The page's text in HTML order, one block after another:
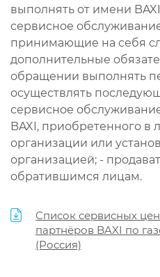
выполнять от имени
сервисное
принимающие на себя
дополнительные
обращении выполнять
осуществлять
сервисное
BAXI, приобретенного в
организации или
организацией; -
обратившимся лицам.
Список сервисных
партнёров BAXI по
(Россия)